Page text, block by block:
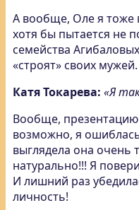
А вообще, Оле я тоже
хотя бы пытается не
семейства
«строят» своих мужей.
Катя Токарева: «Я
Вообще, презентацию
возможно, я
выглядела она очень
натурально!!! Я
И лишний раз
личность!